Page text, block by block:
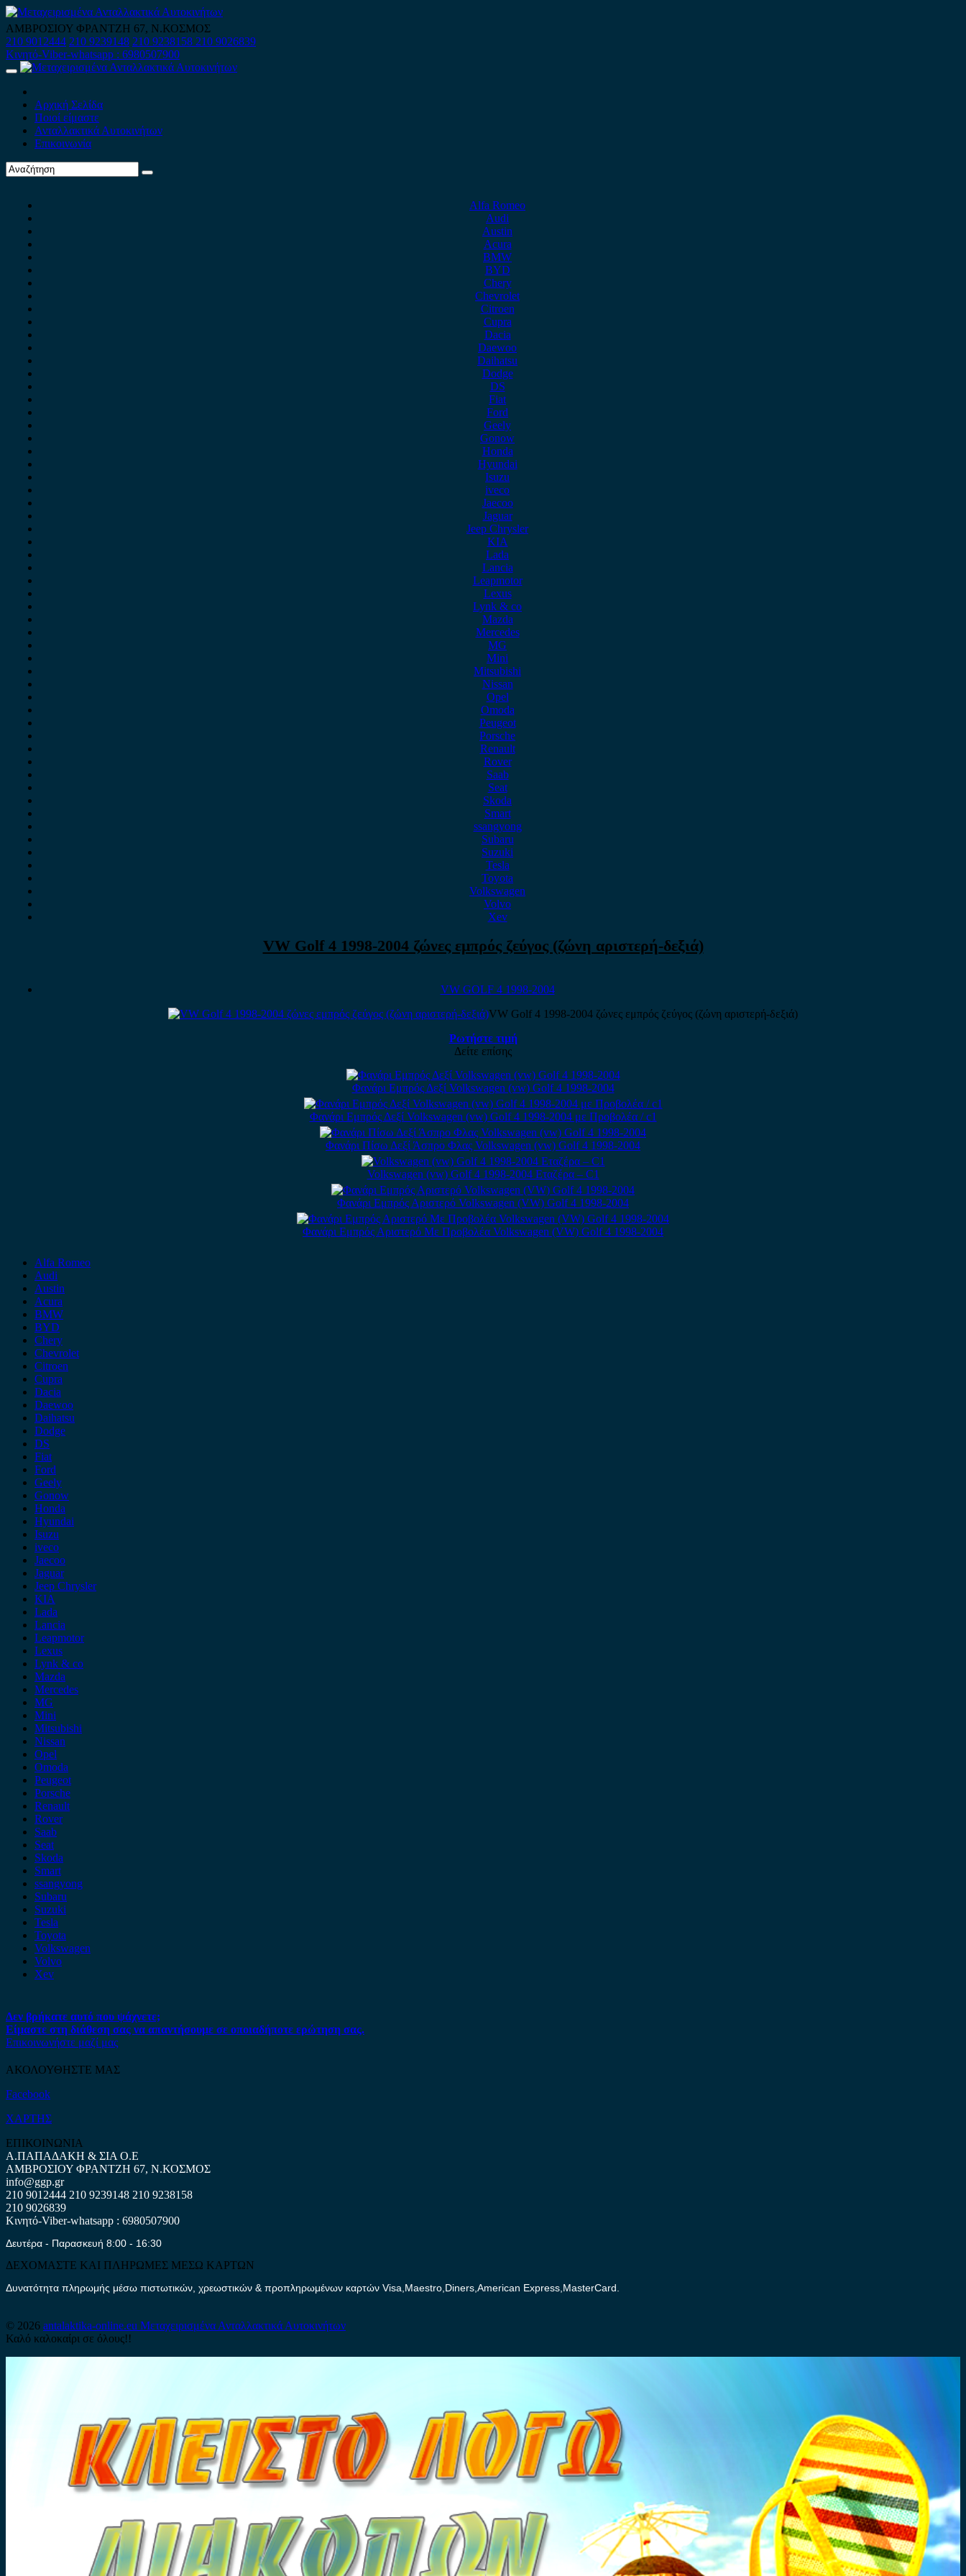
Skip
to
content
ΑΜΒΡΟΣΙΟΥ ΦΡΑΝΤΖΗ 67, Ν.ΚΟΣΜΟΣ
210 9012444 210 9239148 210 9238158 210 9026839
Κινητό-Viber-whatsapp : 6980507900
Primary
Αρχική Σελίδα
Ποιοί είμαστε
Ανταλλακτικά Αυτοκινήτων
Επικοινωνία
Alfa Romeo
Audi
Austin
Acura
BMW
BYD
Chery
Chevrolet
Citroen
Cupra
Dacia
Daewoo
Daihatsu
Dodge
DS
Fiat
Ford
Geely
Gonow
Honda
Hyundai
Isuzu
iveco
Jaecoo
Jaguar
Jeep Chrysler
KIA
Lada
Lancia
Leapmotor
Lexus
Lynk & co
Mazda
Mercedes
MG
Mini
Mitsubishi
Nissan
Opel
Omoda
Peugeot
Porsche
Renault
Rover
Saab
Seat
Skoda
Smart
ssangyong
Subaru
Suzuki
Tesla
Toyota
Volkswagen
Volvo
Xev
VW Golf 4 1998-2004 ζώνες εμπρός ζεύγος (ζώνη αριστερή-δεξιά)
VW GOLF 4 1998-2004
VW Golf 4 1998-2004 ζώνες εμπρός ζεύγος (ζώνη αριστερή-δεξιά)
Ρωτήστε τιμή
Δείτε επίσης
Φανάρι Εμπρός Δεξί Volkswagen (vw) Golf 4 1998-2004
Φανάρι Εμπρός Δεξί Volkswagen (vw) Golf 4 1998-2004 με Προβολέα / c1
Φανάρι Πίσω Δεξί Άσπρο Φλας Volkswagen (vw) Golf 4 1998-2004
Volkswagen (vw) Golf 4 1998-2004 Εταζέρα – C1
Φανάρι Εμπρός Αριστερό Volkswagen (VW) Golf 4 1998-2004
Φανάρι Εμπρός Αριστερό Με Προβολέα Volkswagen (VW) Golf 4 1998-2004
Alfa Romeo
Audi
Austin
Acura
BMW
BYD
Chery
Chevrolet
Citroen
Cupra
Dacia
Daewoo
Daihatsu
Dodge
DS
Fiat
Ford
Geely
Gonow
Honda
Hyundai
Isuzu
iveco
Jaecoo
Jaguar
Jeep Chrysler
KIA
Lada
Lancia
Leapmotor
Lexus
Lynk & co
Mazda
Mercedes
MG
Mini
Mitsubishi
Nissan
Opel
Omoda
Peugeot
Porsche
Renault
Rover
Saab
Seat
Skoda
Smart
ssangyong
Subaru
Suzuki
Tesla
Toyota
Volkswagen
Volvo
Xev
Δεν βρήκατε αυτό που ψάχνετε;
Είμαστε στη διάθεση σας να απαντήσουμε σε οποιαδήποτε ερώτηση σας.
Επικοινωνήστε μαζί μας
ΑΚΟΛΟΥΘΗΣΤΕ ΜΑΣ
Facebook
ΧΑΡΤΗΣ
ΕΠΙΚΟΙΝΩΝΙΑ
Α.ΠΑΠΑΔΑΚΗ & ΣΙΑ Ο.Ε
ΑΜΒΡΟΣΙΟΥ ΦΡΑΝΤΖΗ 67, Ν.ΚΟΣΜΟΣ
info@ggp.gr
210 9012444 210 9239148 210 9238158
210 9026839
Κινητό-Viber-whatsapp : 6980507900
Δευτέρα - Παρασκευή 8:00 - 16:30
ΔΕΧΟΜΑΣΤΕ ΚΑΙ ΠΛΗΡΩΜΕΣ ΜΕΣΩ ΚΑΡΤΩΝ
Δυνατότητα πληρωμής μέσω πιστωτικών, χρεωστικών & προπληρωμένων καρτών Visa,Maestro,Diners,American Express,MasterCard.
© 2026 antalaktika-online.eu Μεταχειρισμένα Ανταλλακτικά Αυτοκινήτων
Καλό καλοκαίρι σε όλους!!